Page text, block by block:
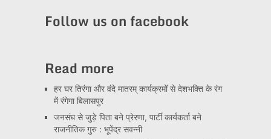
Follow us on facebook
Read more
हर घर तिरंगा और वंदे मातरम् कार्यक्रमों से देशभक्ति के रंग
में रंगेगा बिलासपुर
जनसंघ से जुड़े पिता बने प्रेरणा, पार्टी कार्यकर्ता बने
राजनीतिक गुरु : भूपेंद्र सवन्नी